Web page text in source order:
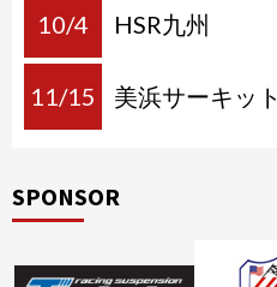
10/4 HSR九州
11/15 美浜サーキット
SPONSOR